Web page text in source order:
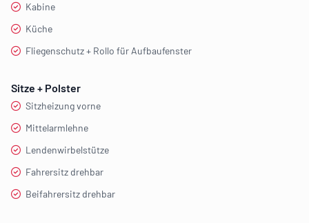
Kabine
Küche
Fliegenschutz + Rollo für Aufbaufenster
Sitze + Polster
Sitzheizung vorne
Mittelarmlehne
Lendenwirbelstütze
Fahrersitz drehbar
Beifahrersitz drehbar